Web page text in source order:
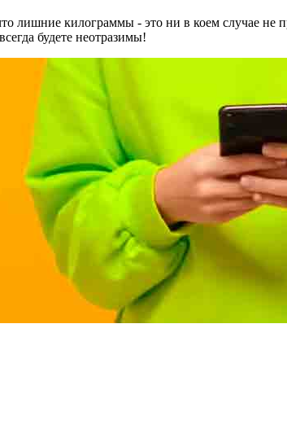
лишние килограммы - это ни в коем случае
будете неотразимы!